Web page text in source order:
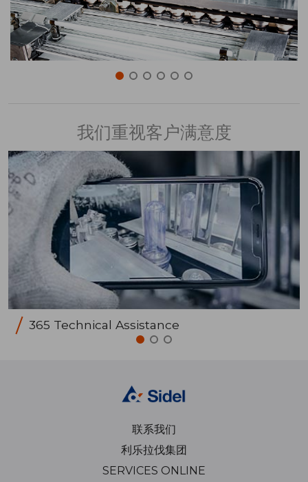
我们重视客户满意度
365 Technical Assistance
联系我们
利乐拉伐集团
SERVICES ONLINE